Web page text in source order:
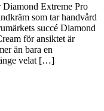
Diamond Extreme Pro
som tar handvård
succé Diamond
för ansiktet är
än bara en
velat […]